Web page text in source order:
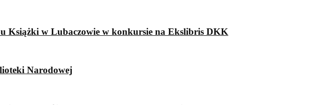
Książki w Lubaczowie w konkursie na Ekslibris DKK
Narodowej